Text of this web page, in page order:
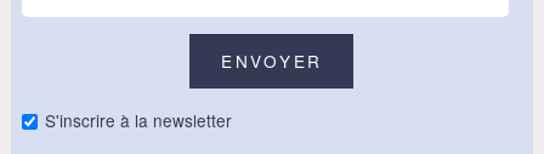
S'inscrire à la newsletter